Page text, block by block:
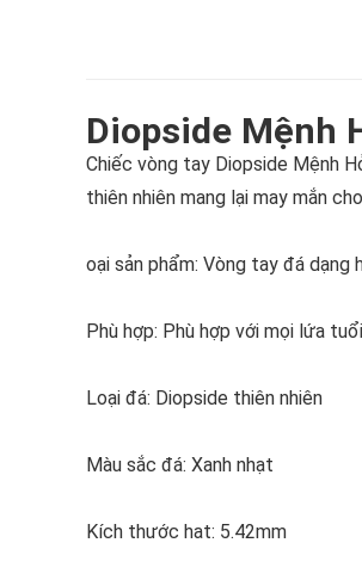
Diopside Mệnh
Chiếc vòng tay Diopside Mệnh
thiên nhiên mang lại may mắn
oại sản phẩm: Vòng tay đá dạng
Phù hợp: Phù hợp với mọi lứa
Loại đá: Diopside thiên nhiên
Màu sắc đá: Xanh nhạt
Kích thước hat: 5.42mm